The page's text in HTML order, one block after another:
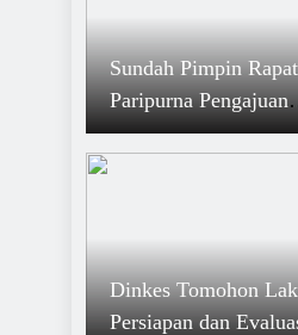
Tomohon Zona
6 Desember 2024
Gratis Retribusi,
Sundah Pimpin Rapat
Paripurna Pengajuan
Ranperda RTRW
Dinkes Tomohon
Persiapan dan